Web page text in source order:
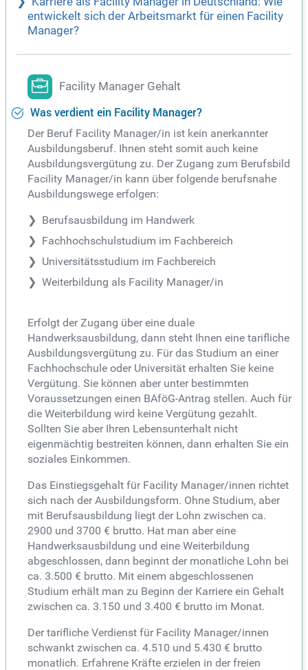
entwickelt sich der Arbeitsmarkt für einen Facility
Manager?
Facility Manager Gehalt
Was verdient ein Facility Manager?
Der Beruf Facility Manager/in ist kein anerkannter
Ausbildungsberuf. Ihnen steht somit auch keine
Ausbildungsvergütung zu. Der Zugang zum Berufsbild
Facility Manager/in kann über folgende berufsnahe
Ausbildungswege erfolgen:
Berufsausbildung im Handwerk
Fachhochschulstudium im Fachbereich
Universitätsstudium im Fachbereich
Weiterbildung als Facility Manager/in
Erfolgt der Zugang über eine duale
Handwerksausbildung, dann steht Ihnen eine tarifliche
Ausbildungsvergütung zu. Für das Studium an einer
Fachhochschule oder Universität erhalten Sie keine
Vergütung. Sie können aber unter bestimmten
Voraussetzungen einen BAföG-Antrag stellen. Auch für
die Weiterbildung wird keine Vergütung gezahlt.
Sollten Sie aber Ihren Lebensunterhalt nicht
eigenmächtig bestreiten können, dann erhalten Sie ein
soziales Einkommen.
Das Einstiegsgehalt für Facility Manager/innen richtet
sich nach der Ausbildungsform. Ohne Studium, aber
mit Berufsausbildung liegt der Lohn zwischen ca.
2900 und 3700 € brutto. Hat man aber eine
Handwerksausbildung und eine Weiterbildung
abgeschlossen, dann beginnt der monatliche Lohn bei
ca. 3.500 € brutto. Mit einem abgeschlossenen
Studium erhält man zu Beginn der Karriere ein Gehalt
zwischen ca. 3.150 und 3.400 € brutto im Monat.
Der tarifliche Verdienst für Facility Manager/innen
schwankt zwischen ca. 4.510 und 5.430 € brutto
monatlich. Erfahrene Kräfte erzielen in der freien